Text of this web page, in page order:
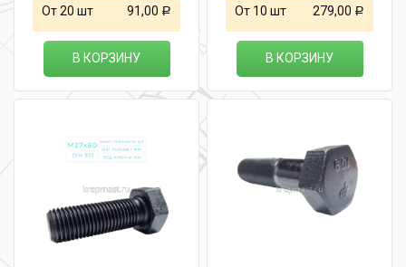
От 20 шт 91,00 Р
В КОРЗИНУ
От 10 шт 279,00 Р
В КОРЗИНУ